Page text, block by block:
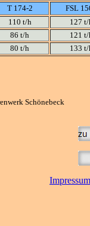
T 174-2
FSL
110 t/h
127
86 t/h
121
80 t/h 133
Schönebeck
Impressum